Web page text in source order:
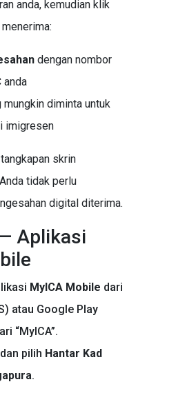
anda, kemudian klik
dengan nombor
anda
mungkin diminta untuk
imigresen
skrin
tidak perlu
digital diterima.
Aplikasi
MyICA Mobile dari
atau Google Play
“MyICA”.
pilih Hantar Kad
.